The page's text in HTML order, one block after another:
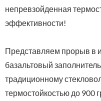
непревзойденная
эффективности!
Представляем прорыв в
базальтовый
традиционному
термостойкостью до 900